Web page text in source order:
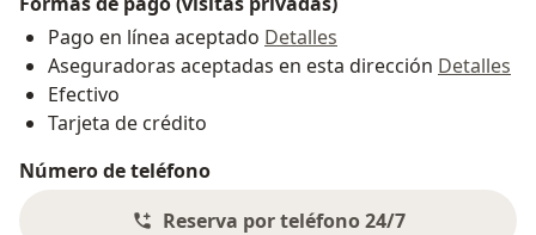
Pago en línea aceptado Detalles
Aseguradoras aceptadas en esta dirección Detalles
Efectivo
Tarjeta de crédito
Número de teléfono
Reserva por teléfono 24/7